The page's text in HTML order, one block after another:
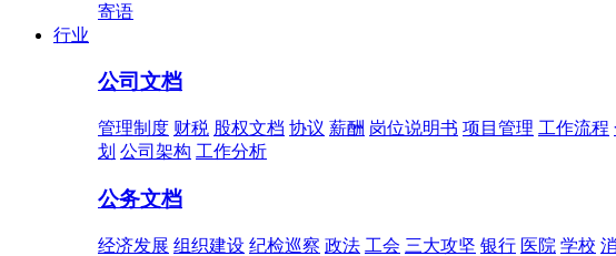
寄语
行业
公司文档
管理制度 财税 股权文档 协议 薪酬 岗位说明书 项目管理 工作流程
划 公司架构 工作分析
公务文档
经济发展 组织建设 纪检巡察 政法 工会 三大攻坚 银行 医院 学校